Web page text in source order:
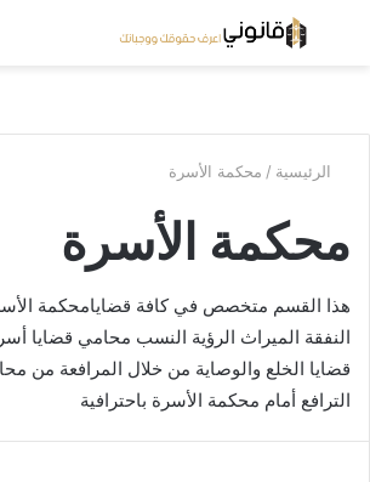
بحث
الرئيسية / محكمة الأسرة
محكمة الأسرة
هذا القسم متخصص في كافة قضايامحكمة
النفقة الميراث الرؤية النسب محامي قضايا
قضايا الخلع والوصاية من خلال المرافعة من
الترافع أمام محكمة الأسرة باحترافية